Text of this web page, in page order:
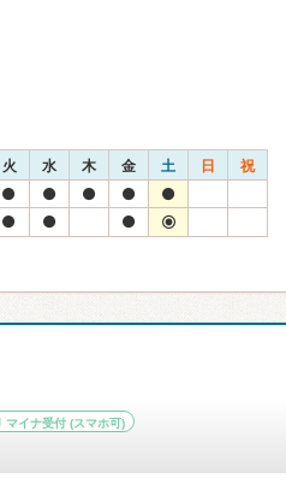
火 水 木 金 土 日 祝
マイナ受付 (スマホ可)